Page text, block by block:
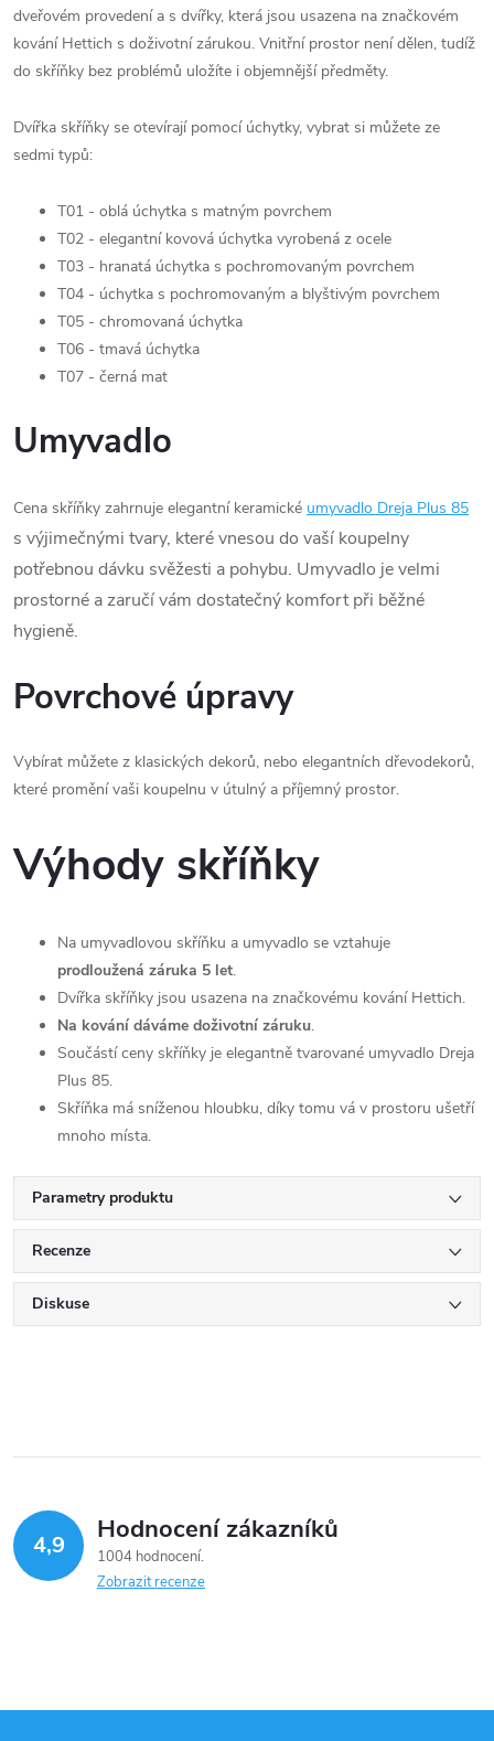
dveřovém provedení a s dvířky, která jsou usazena na značkovém
kování Hettich s doživotní zárukou. Vnitřní prostor není dělen, tudíž
do skříňky bez problémů uložíte i objemnější předměty.
Dvířka skříňky se otevírají pomocí úchytky, vybrat si můžete ze
sedmi typů:
T01 - oblá úchytka s matným povrchem
T02 - elegantní kovová úchytka vyrobená z ocele
T03 - hranatá úchytka s pochromovaným povrchem
T04 - úchytka s pochromovaným a blyštivým povrchem
T05 - chromovaná úchytka
T06 - tmavá úchytka
T07 - černá mat
Umyvadlo
Cena skříňky zahrnuje elegantní keramické umyvadlo Dreja Plus 85
s výjimečnými tvary, které vnesou do vaší koupelny
potřebnou dávku svěžesti a pohybu. Umyvadlo je velmi
prostorné a zaručí vám dostatečný komfort při běžné
hygieně.
Povrchové úpravy
Vybírat můžete z klasických dekorů, nebo elegantních dřevodekorů,
které promění vaši koupelnu v útulný a příjemný prostor.
Výhody skříňky
Na umyvadlovou skříňku a umyvadlo se vztahuje
prodloužená záruka 5 let.
Dvířka skříňky jsou usazena na značkovému kování Hettich.
Na kování dáváme doživotní záruku.
Součástí ceny skříňky je elegantně tvarované umyvadlo Dreja
Plus 85.
Skříňka má sníženou hloubku, díky tomu vá v prostoru ušetří
mnoho místa.
Parametry produktu
Recenze
Diskuse
4,9 Hodnocení zákazníků
1004 hodnocení
Zobrazit recenze